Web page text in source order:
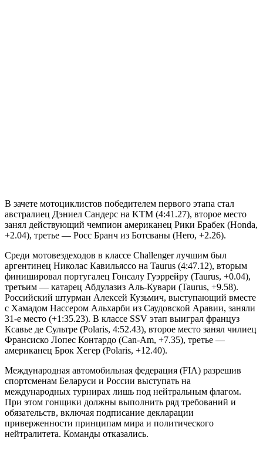
В зачете мотоциклистов победителем первого этапа стал
австралиец Дэниел Сандерс на KTM (4:41.27), второе место
занял действующий чемпион американец Рики Брабек (Honda,
+2.04), третье — Росс Бранч из Ботсваны (Hero, +2.26).
Среди мотовездеходов в классе Challenger лучшим был
аргентинец Николас Кавильяссо на Taurus (4:47.12), вторым
финишировал португалец Гонсалу Гуэррейру (Taurus, +0.04),
третьим — катарец Абдулазиз Аль-Кувари (Taurus, +9.58).
Российский штурман Алексей Кузьмич, выступающий вместе
с Хамадом Нассером Альхарби из Саудовской Аравии, заняли
31-е место (+1:35.23). В классе SSV этап выиграл француз
Ксавье де Сультре (Polaris, 4:52.43), второе место занял чилиец
Франсиско Лопес Контардо (Can-Am, +7.35), третье —
американец Брок Хегер (Polaris, +12.40).
Международная автомобильная федерация (FIA) разрешив
спортсменам Беларуси и России выступать на
международных турнирах лишь под нейтральным флагом.
При этом гонщики должны выполнить ряд требований и
обязательств, включая подписание декларации
приверженности принципам мира и политического
нейтралитета. Команды отказались.